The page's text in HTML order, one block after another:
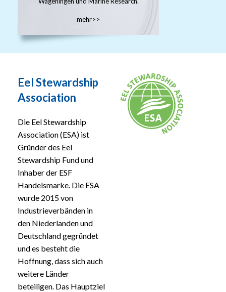
mehr>>
Eel Stewardship
Association
Die Eel Stewardship
Association (ESA) ist
Gründer des Eel
Stewardship Fund und
Inhaber der ESF
Handelsmarke. Die ESA
wurde 2015 von
Industrieverbänden in
den Niederlanden und
Deutschland gegründet
und es besteht die
Hoffnung, dass sich auch
weitere Länder
beteiligen. Das Hauptziel